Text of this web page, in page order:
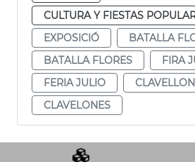
CULTURA Y FIESTAS
EXPOSICIÓ
BATALLA
BATALLA FLORES
FIRA
FERIA JULIO
CLAVELONES